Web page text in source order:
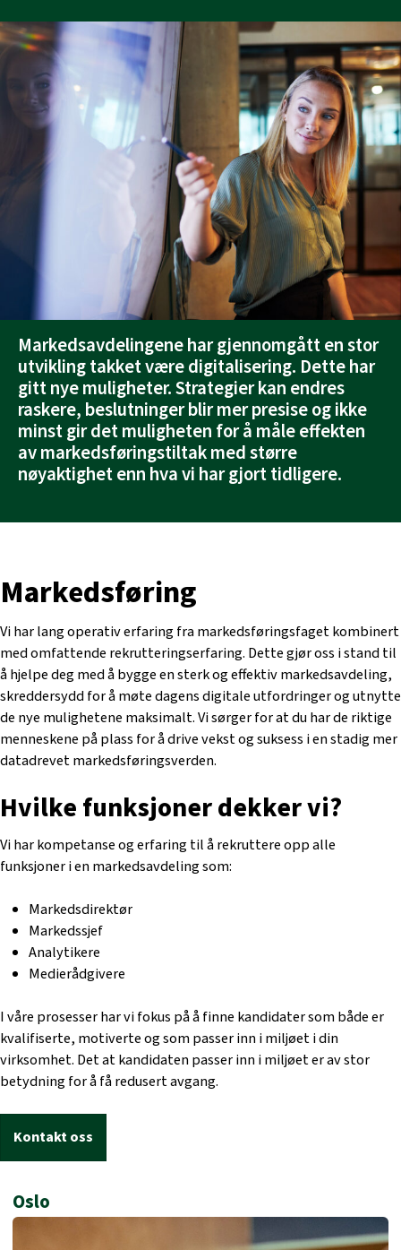
to
content
Markedsavdelingene har gjennomgått en stor
utvikling takket være digitalisering. Dette har
gitt nye muligheter. Strategier kan endres
raskere, beslutninger blir mer presise og ikke
minst gir det muligheten for å måle effekten
av markedsføringstiltak med større
nøyaktighet enn hva vi har gjort tidligere.
Markedsføring
Vi har lang operativ erfaring fra markedsføringsfaget kombinert
med omfattende rekrutteringserfaring. Dette gjør oss i stand til
å hjelpe deg med å bygge en sterk og effektiv markedsavdeling,
skreddersydd for å møte dagens digitale utfordringer og utnytte
de nye mulighetene maksimalt. Vi sørger for at du har de riktige
menneskene på plass for å drive vekst og suksess i en stadig mer
datadrevet markedsføringsverden.
Hvilke funksjoner dekker vi?
Vi har kompetanse og erfaring til å rekruttere opp alle
funksjoner i en markedsavdeling som:
Markedsdirektør
Markedssjef
Analytikere
Medierådgivere
I våre prosesser har vi fokus på å finne kandidater som både er
kvalifiserte, motiverte og som passer inn i miljøet i din
virksomhet. Det at kandidaten passer inn i miljøet er av stor
betydning for å få redusert avgang.
Kontakt oss
Oslo